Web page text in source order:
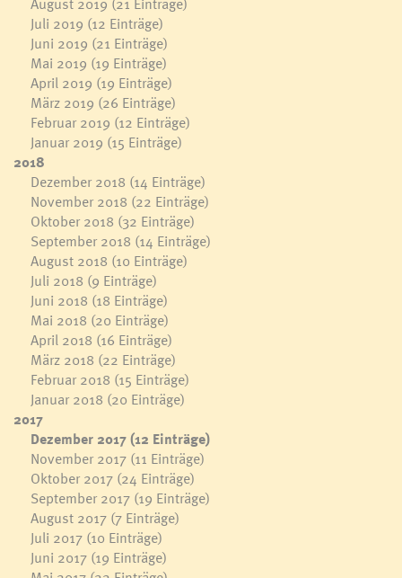
Juli 2019 (12 Einträge)
Juni 2019 (21 Einträge)
Mai 2019 (19 Einträge)
April 2019 (19 Einträge)
März 2019 (26 Einträge)
Februar 2019 (12 Einträge)
Januar 2019 (15 Einträge)
2018
Dezember 2018 (14 Einträge)
November 2018 (22 Einträge)
Oktober 2018 (32 Einträge)
September 2018 (14 Einträge)
August 2018 (10 Einträge)
Juli 2018 (9 Einträge)
Juni 2018 (18 Einträge)
Mai 2018 (20 Einträge)
April 2018 (16 Einträge)
März 2018 (22 Einträge)
Februar 2018 (15 Einträge)
Januar 2018 (20 Einträge)
2017
Dezember 2017(12 Einträge)
November 2017 (11 Einträge)
Oktober 2017 (24 Einträge)
September 2017 (19 Einträge)
August 2017 (7 Einträge)
Juli 2017 (10 Einträge)
Juni 2017 (19 Einträge)